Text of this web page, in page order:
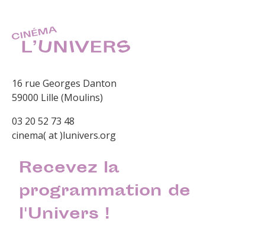
16 rue Georges Danton
59000 Lille (Moulins)
03 20 52 73 48
cinema( at )lunivers.org
Recevez la
programmation de
l'Univers !